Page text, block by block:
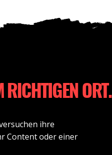
RICHTIGEN ORT.
ihre
Content oder einer